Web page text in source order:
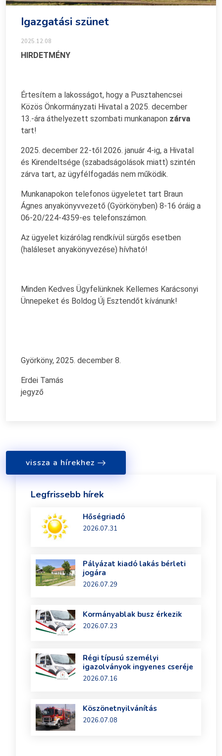
Igazgatási szünet
2025.12.08
HIRDETMÉNY
Értesítem a lakosságot, hogy a Pusztahencsei
Közös Önkormányzati Hivatal a 2025. december
13.-ára áthelyezett szombati munkanapon zárva
tart!
2025. december 22-től 2026. január 4-ig, a Hivatal
és Kirendeltsége (szabadságolások miatt) szintén
zárva tart, az ügyfélfogadás nem működik.
Munkanapokon telefonos ügyeletet tart Braun
Ágnes anyakönyvvezető (Györkönyben) 8-16 óráig a
06-20/224-4359-es telefonszámon.
Az ügyelet kizárólag rendkívül sürgős esetben
(haláleset anyakönyvezése) hívható!
Minden Kedves Ügyfelünknek Kellemes Karácsonyi
Ünnepeket és Boldog Új Esztendőt kívánunk!
Györköny, 2025. december 8.
Erdei Tamás
jegyző
vissza a hírekhez
Legfrissebb hírek
Hőségriadó
2026.07.31
Pályázat kiadó lakás bérleti
jogára
2026.07.29
Kormányablak busz érkezik
2026.07.23
Régi típusú személyi
igazolványok ingyenes cseréje
2026.07.16
Köszönetnyilvánítás
2026.07.08